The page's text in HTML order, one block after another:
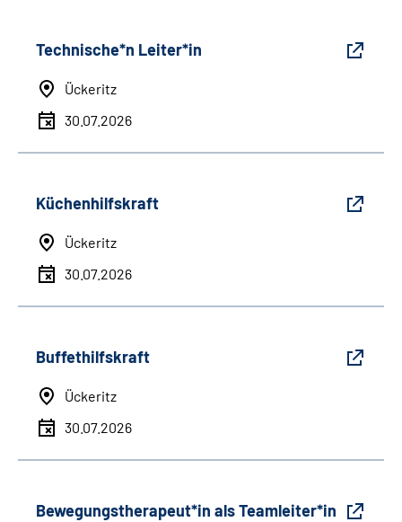
Technische*n Leiter*in
Ückeritz
30.07.2026
Küchenhilfskraft
Ückeritz
30.07.2026
Buffethilfskraft
Ückeritz
30.07.2026
Bewegungstherapeut*in als Teamleiter*in